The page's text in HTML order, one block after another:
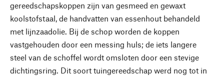
gereedschapskoppen zijn van gesmeed en gewaxt
koolstofstaal, de handvatten van essenhout behandeld
met lijnzaadolie. Bij de schop worden de koppen
vastgehouden door een messing huls; de iets langere
steel van de schoffel wordt omsloten door een stevige
dichtingsring. Dit soort tuingereedschap werd nog tot in